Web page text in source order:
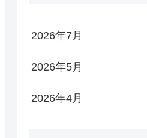
2026年7月
2026年5月
2026年4月